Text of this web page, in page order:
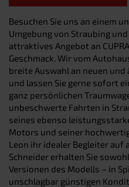
Besuchen Sie uns an einem
Umgebung von Straubing
attraktives Angebot an
Geschmack. Wir vom
breite Auswahl an neuen und
und lassen Sie gerne sofort
ganz persönlichen
unbeschwerte Fahrten in
seines ebenso
Motors und seiner
Leon ihr idealer Begleiter auf
Schneider erhalten Sie
Versionen des Modells – in
unschlagbar günstigen